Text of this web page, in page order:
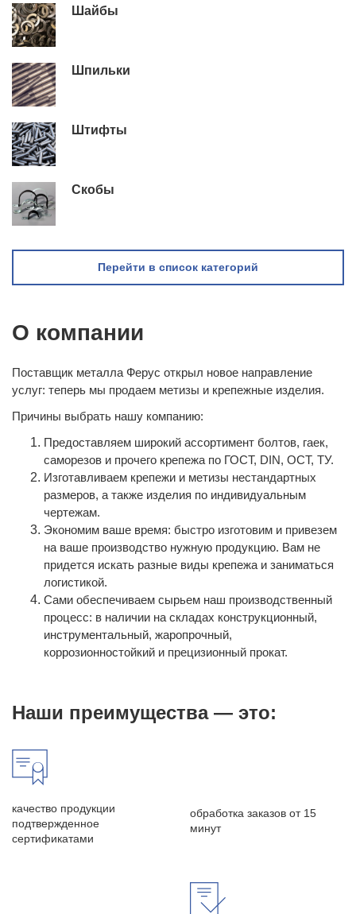
Шайбы
Шпильки
Штифты
Скобы
Перейти в список категорий
О компании
Поставщик металла Ферус открыл новое направление
услуг: теперь мы продаем метизы и крепежные изделия.
Причины выбрать нашу компанию:
Предоставляем широкий ассортимент болтов, гаек,
саморезов и прочего крепежа по ГОСТ, DIN, ОСТ, ТУ.
Изготавливаем крепежи и метизы нестандартных
размеров, а также изделия по индивидуальным
чертежам.
Экономим ваше время: быстро изготовим и привезем
на ваше производство нужную продукцию. Вам не
придется искать разные виды крепежа и заниматься
логистикой.
Сами обеспечиваем сырьем наш производственный
процесс: в наличии на складах конструкционный,
инструментальный, жаропрочный,
коррозионностойкий и прецизионный прокат.
Наши преимущества — это:
качество продукции
подтвержденное
сертификатами
обработка заказов от 15
минут